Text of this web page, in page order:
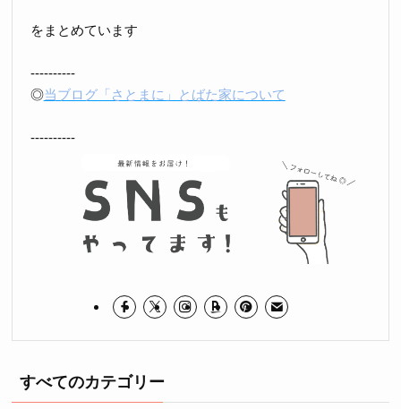
をまとめています
----------
◎当ブログ「さとまに」とばた家について
----------
すべてのカテゴリー